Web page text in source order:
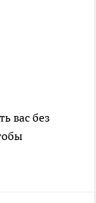
вас без